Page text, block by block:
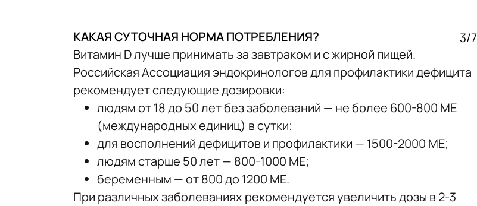
КАКАЯ СУТОЧНАЯ НОРМА ПОТРЕБЛЕНИЯ?
3/7
Витамин D лучше принимать за завтраком и с жирной пищей.
Российская Ассоциация эндокринологов для профилактики дефицита
рекомендует следующие дозировки:
людям от 18 до 50 лет без заболеваний — не более 600-800 МЕ
(международных единиц) в сутки;
для восполнений дефицитов и профилактики — 1500-2000 МЕ;
людям старше 50 лет — 800-1000 МЕ;
беременным — от 800 до 1200 МЕ.
При различных заболеваниях рекомендуется увеличить дозы в 2-3